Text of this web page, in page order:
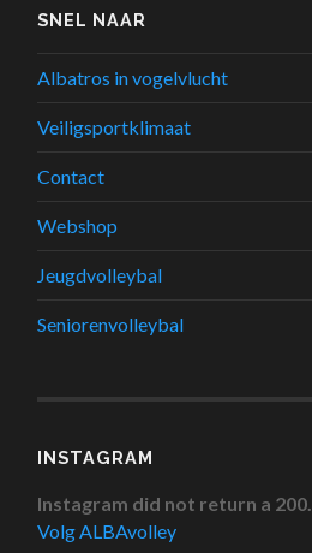
SNEL NAAR
Albatros in vogelvlucht
Veiligsportklimaat
Contact
Webshop
Jeugdvolleybal
Seniorenvolleybal
INSTAGRAM
Instagram did not return a 200.
Volg ALBAvolley